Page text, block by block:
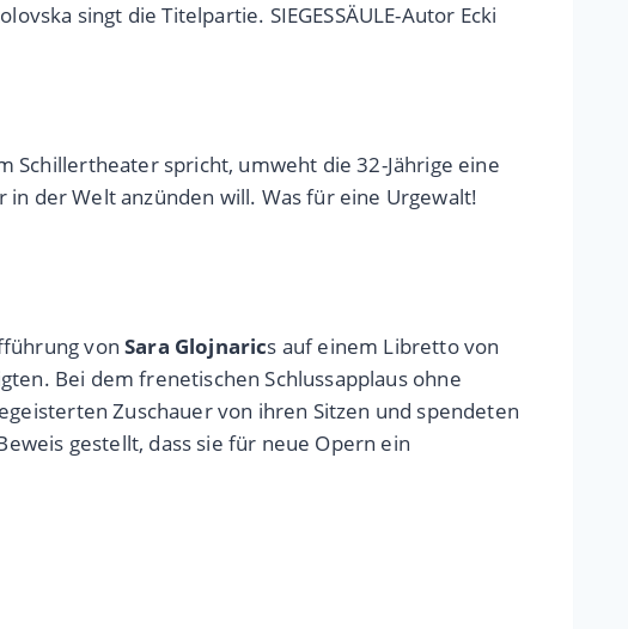
singt die Titelpartie. SIEGESSÄULE-Autor Ecki
Schillertheater spricht, umweht die 32-Jährige eine
in der Welt anzünden will. Was für eine Urgewalt!
vonSara Glojnarics auf einem Libretto von
Bei dem frenetischen Schlussapplaus ohne
Zuschauer von ihren Sitzen und spendeten
gestellt, dass sie für neue Opern ein